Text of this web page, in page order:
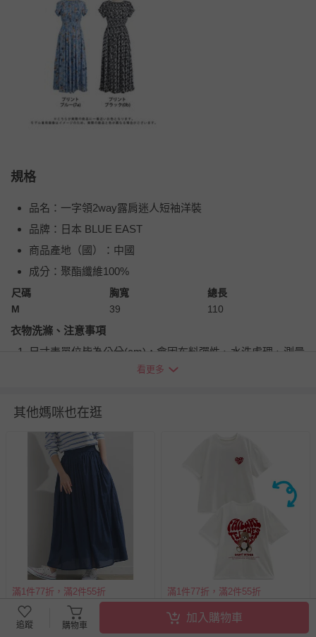
規格
品名：一字領2way露肩迷人短袖洋裝
品牌：日本 BLUE EAST
商品產地（國）：中國
成分：聚酯纖維100%
尺碼 胸寬
總長
M
39 110
衣物洗滌、注意事項
尺寸表單位皆為公分(cm) ，會因布料彈性、水洗處理、測量
起訖點等因素，與實際商品尺寸略有誤差
劑；浸泡時間不宜過長
針織、刺繡、立體造型等類服飾，建議套入洗衣袋再清潔
過分烘乾會導致衣物收縮，破壞織物纖維，不建議使用烘衣
每件商品在拍攝時力求忠實呈現，但因為每台電腦、手機或
平板會因為螢幕亮度及解析度不同，與實際成品還是會有些
預購為海外同步代購，遇缺貨即會通知媽咪並協助取消退款
事宜
退換貨須知
您所購買的商品享有7天的鑑賞期／猶豫期權益，但此期間
並非試用期，您所退回的商品必須是未經使用的全新狀態，
看更多
其他媽咪也在逛
滿1件77折，滿2件55折
日本 OMNES - 100%印度棉 夏
日透氣長裙-深藍底黑點
滿1件77折，滿2件55折
日本 GRL - 甜心熊熊印花短袖
上衣-白 (F)
追蹤 購物車
加入購物車